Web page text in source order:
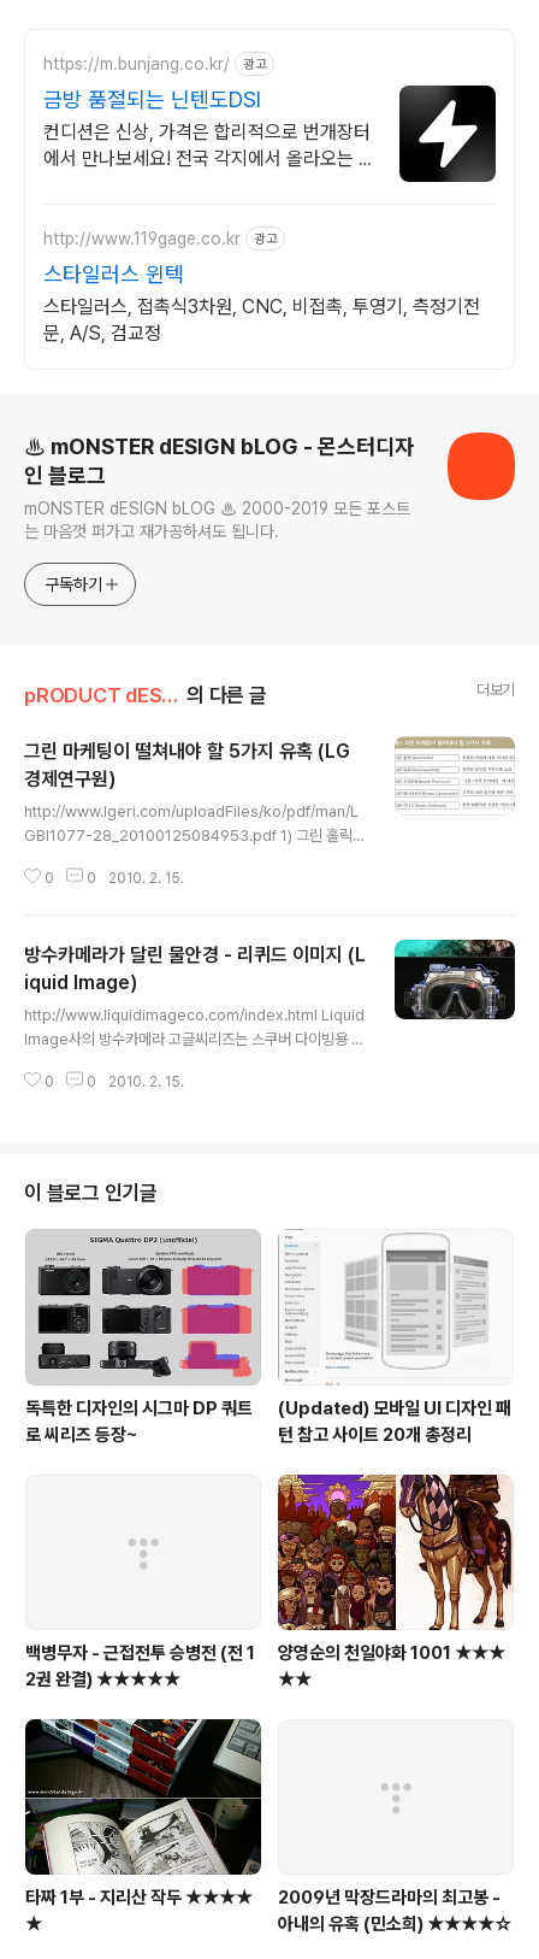
https://m.bunjang.co.kr/ 광고
금방 품절되는 닌텐도DSI
컨디션은 신상, 가격은 합리적으로 번개장터
에서 만나보세요! 전국 각지에서 올라오는 전
http://www.119gage.co.kr 광고
스타일러스 윈텍
스타일러스, 접촉식3차원, CNC, 비접촉, 투영기, 측정기전
문, A/S, 검교정
♨ mONSTER dESIGN bLOG - 몬스터디자
인 블로그
mONSTER dESIGN bLOG ♨ 2000-2019 모든 포스트
는 마음껏 퍼가고 재가공하셔도 됩니다.
구독하기
pRODUCT dESIGN 의 다른 글 더보기
그린 마케팅이 떨쳐내야 할 5가지 유혹 (LG
경제연구원)
http://www.lgeri.com/uploadFiles/ko/pdf/man/L
GBI1077-28_20100125084953.pdf 1) 그린 홀릭
과 위험을 가져올 지 제대로 따져 보지도 않고 무작정 시도
경 컨셉과 해당 브랜드 간의 궁합을 따져볼 필요가 있다.
“타겟 고객들이 제품을 선택할 때 친환경성을 중요하게 고
려하는가?” “혹은 향후에 중요하게 고려할 가능성이 큰
가?” “고객의 마음속에 심어 놓은 브랜드 포지셔닝과 충돌
되지는 않는가” 등의 질문을 통해 그린 마케팅 도입으로 인
한 기대 효과와 위험 요소에 대한 이성적인 분석이..
0 0 2010. 2. 15.
방수카메라가 달린 물안경 - 리퀴드 이미지 (L
iquid Image)
http://www.liquidimageco.com/index.html Liquid
Image사의 방수카메라 고글씨리즈는 스쿠버 다이빙용 전
메라 고글도 있음...)까지 다양한 라인업을 구축하고 있는
가 가능하다. 메모리 카드는 32GB microSD가 사용되
며, 오디오도 녹화된다. 전원공급은 AAA 배터리 4개로 O
K... (일반 알카라인 건전지의 경우, 정지화상 약 500장, 비
디오 16분 녹화가능) 그외 다양한 필터와 조명 악세사리도
장착할 수도 있다. ※ 가격 :..
0 0 2010. 2. 15.
이 블로그 인기글
독특한 디자인의 시그마 DP 쿼트
로 씨리즈 등장~
(Updated) 모바일 UI 디자인 패
턴 참고 사이트 20개 총정리
백병무자 - 근접전투 승병전 (전 1
2권 완결) ★★★★★
양영순의 천일야화 1001 ★★★
★★
타짜 1부 - 지리산 작두 ★★★★
★
2009년 막장드라마의 최고봉 -
아내의 유혹 (민소희) ★★★★☆